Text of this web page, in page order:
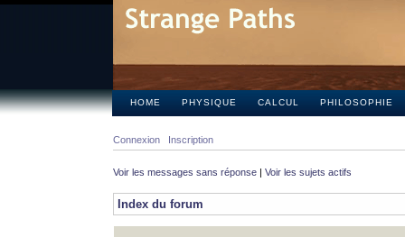
HOME PHYSIQUE CALCUL PHILOSOPHIE
Connexion Inscription
Voir les messages sans réponse | Voir les sujets actifs
Index du forum